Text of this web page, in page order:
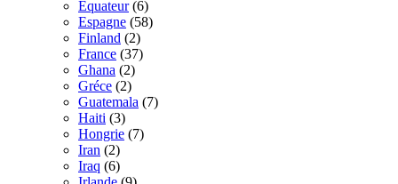
Equateur (6)
Espagne (58)
Finland (2)
France (37)
Ghana (2)
Gréce (2)
Guatemala (7)
Haiti (3)
Hongrie (7)
Iran (2)
Iraq (6)